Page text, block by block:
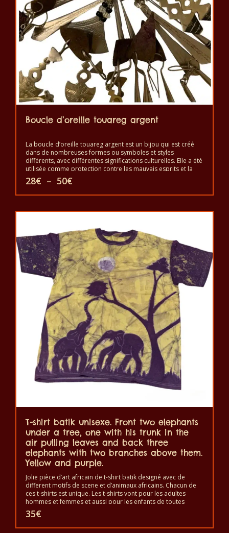
Boucle d’oreille touareg argent
La boucle d’oreille touareg argent est un bijou qui est créé
dans de nombreuses formes ou symboles et styles
différents, avec différentes significations culturelles. Elle a été
utilisée comme protection contre les mauvais esprits et la
malchance ou pour une bonne santé, le bonheur et la
prospérité. Elle est un symbole d’indépendance et de liberté
et un signe de bon statut, mais aussi comme protection
pour montrer la beauté et le pouvoir.
28€ – 50€Plage
prix :
28€
50€
a
plusieurs
variations.
options
peuvent
choisies
produit
T-shirt batik unisexe. Front two elephants
under a tree, one with his trunk in the
air pulling leaves and back three
elephants with two branches above them.
Yellow and purple.
Jolie pièce d’art africain de t-shirt batik designé avec de
different motifs de scene et d’animaux africains. Chacun de
ces t-shirts est unique. Les t-shirts vont pour les adultes
hommes et femmes et aussi pour les enfants de toutes
tailles. Le t-shirt peut être lavé en machine à 40°C. Il ne fait
pas sortir de couleur. Les t-shirts sont 100% coton.
35€